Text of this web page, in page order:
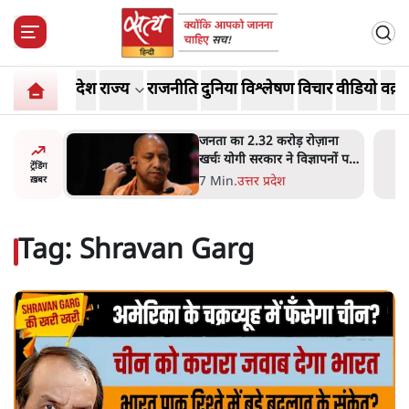
देशराज्य राजनीतिदुनियाविश्लेषणविचारवीडियो
ट्रेंडिंग
ख़बर
पर
उलटबांसीः राष्ट्र के चरित्र की मरम्मत
जारी है
11 Min.व्यंग्य/उलटबाँसी
Tag: Shravan Garg